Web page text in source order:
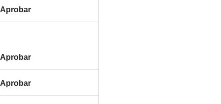
Aprobar
Aprobar
Aprobar